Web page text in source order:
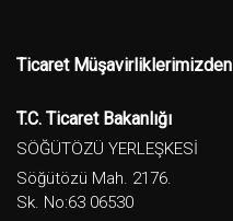
Ticaret Müşavirliklerimizden
T.C. Ticaret Bakanlığı
SÖĞÜTÖZÜ YERLEŞKESİ
Söğütözü Mah. 2176.
Sk. No:63 06530